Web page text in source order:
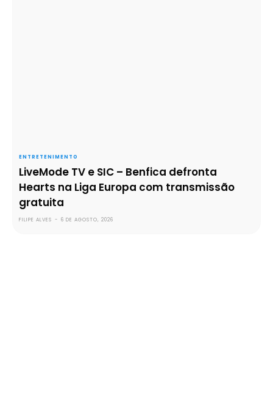
ENTRETENIMENTO
LiveMode TV e SIC – Benfica defronta
Hearts na Liga Europa com transmissão
gratuita
FILIPE ALVES - 6 DE AGOSTO, 2026